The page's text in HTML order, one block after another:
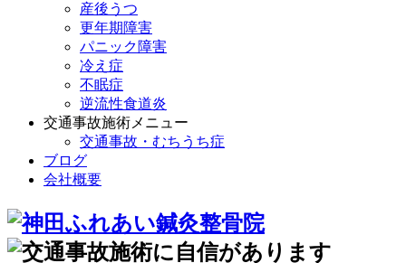
産後うつ
更年期障害
パニック障害
冷え症
不眠症
逆流性食道炎
交通事故施術メニュー
交通事故・むちうち症
ブログ
会社概要